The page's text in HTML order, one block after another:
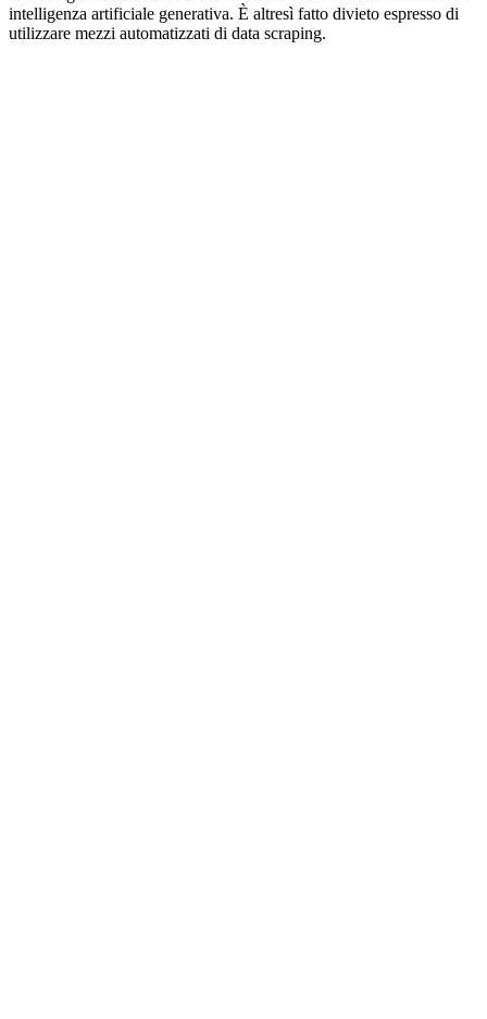
intelligenza artificiale generativa. È altresì fatto divieto espresso di
utilizzare mezzi automatizzati di data scraping.